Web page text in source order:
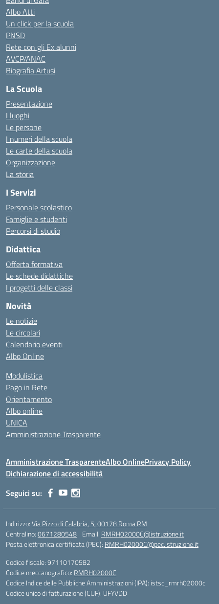
Albo Atti
Un click per la scuola
PNSD
Rete con gli Ex alunni
AVCP/ANAC
Biografia Artusi
La Scuola
Presentazione
I luoghi
Le persone
I numeri della scuola
Le carte della scuola
Organizzazione
La storia
I Servizi
Personale scolastico
Famiglie e studenti
Percorsi di studio
Didattica
Offerta formativa
Le schede didattiche
I progetti delle classi
Novità
Le notizie
Le circolari
Calendario eventi
Albo Online
Modulistica
Pago in Rete
Orientamento
Albo online
UNICA
Amministrazione Trasparente
Amministrazione TrasparenteAlbo OnlinePrivacy Policy
Dichiarazione di accessibilità
Seguici su:
Indirizzo:Via Pizzo di Calabria, 5, 00178 Roma RM
Centralino:0671280548 Email: RMRH02000C@istruzione.it
Posta elettronica certificata (PEC): RMRH02000C@pec.istruzione.it
Codice fiscale: 97110170582
Codice meccanografico: RMRH02000C
Codice Indice delle Pubbliche Amministrazioni (IPA): istsc_rmrh02000c
Codice unico di fatturazione (CUF): UFYVDD